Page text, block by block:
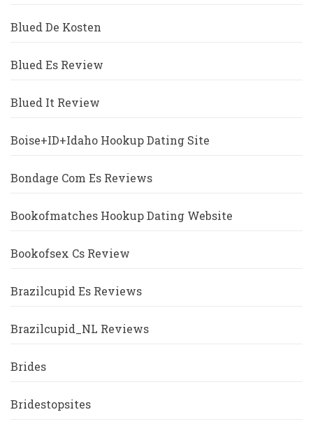
Blued De Kosten
Blued Es Review
Blued It Review
Boise+ID+Idaho Hookup Dating Site
Bondage Com Es Reviews
Bookofmatches Hookup Dating Website
Bookofsex Cs Review
Brazilcupid Es Reviews
Brazilcupid_NL Reviews
Brides
Bridestopsites